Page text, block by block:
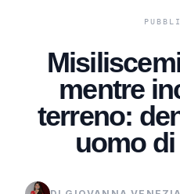
mentre
terreno:
uomo